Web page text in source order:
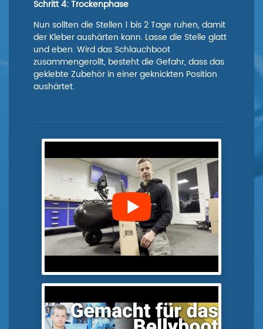
Schritt 4: Trockenphase
Nun sollten die Stellen 1 bis 2 Tage ruhen, damit
der Kleber aushärten kann. Lasse die Stelle glatt
und eben. Wird das Schlauchboot
zusammengerollt, besteht die Gefahr, dass das
geklebte Zubehör in einer geknickten Position
aushärtet.